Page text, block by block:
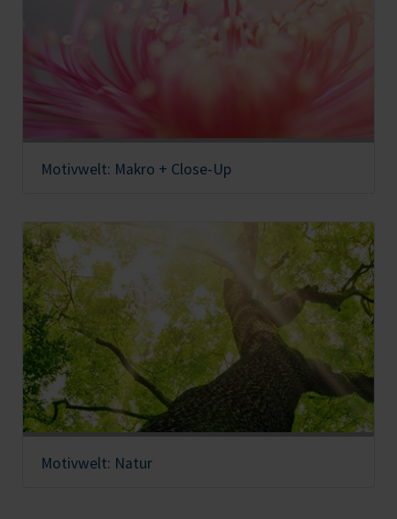
Motivwelt: Makro + Close-Up
Motivwelt: Natur